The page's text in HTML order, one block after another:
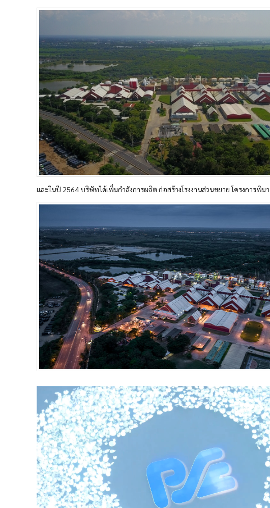
และในปี 2564 บริษัทได้เพิ่มกำลังการผลิต ก่อสร้างโรงงานส่วนขยาย โครงกา